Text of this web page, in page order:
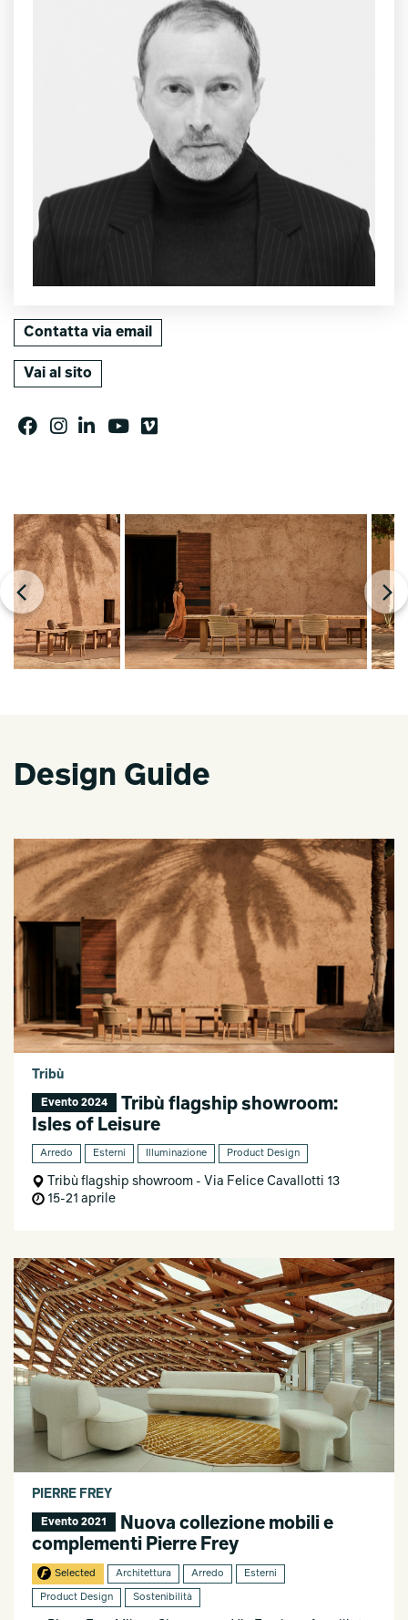
Contatta via email
Vai al sito
Design Guide
Tribù
Evento 2024
Tribù flagship showroom:
Isles of Leisure
Arredo Esterni Illuminazione Product Design
Tribù flagship showroom - Via Felice Cavallotti 13
15-21 aprile
PIERRE FREY
Evento 2021
Nuova collezione mobili e
complementi Pierre Frey
Selected Architettura Arredo Esterni
Product Design Sostenibilità